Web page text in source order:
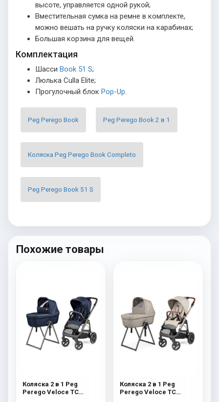
высоте, управляется одной рукой;
Вместительная сумка на ремне в комплекте,
можно вешать на ручку коляски на карабинах;
Большая корзина для вещей.
Комплектация
Шасси Book 51 S;
Люлька Culla Elite;
Прогулочный блок Pop-Up.
Peg Perego Book Peg Perego Book 2 в 1
Коляска Peg Perego Book Completo
Peg Perego Book 51 S
Похожие товары
Коляска 2 в 1 Peg
Perego Veloce TC
Коляска 2 в 1 Peg
Perego Veloce TC